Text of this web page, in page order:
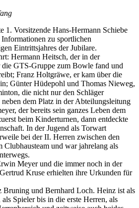
1. Vorsitzende Hans-Hermann Schiebe
zu sportlichen
Eintrittsjahres der Jubilare.
Hermann Heitsch, der in der
GTS-Gruppe zum Bowle fand und
Franz Holtgräwe, er kam über die
Günter Hüdepohl und Thomas Nieweg,
die nicht nur den Schläger
dem Platz in der Abteilungsleitung
der bereits sein ganzes Leben dem
beim Kinderturnen, dann entdeckte
In der Jugend als Torwart
bei der II. Herren zwischen den
und war jahrelang als
Meyer und die immer noch in der
Kruse erhielten ihre Urkunden für
Bruning und Bernhard Loch. Heinz ist als
Spieler bis in die erste Herren, als